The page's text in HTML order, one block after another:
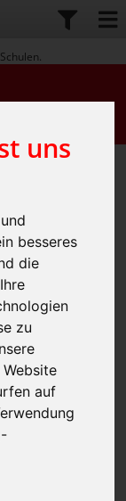
uns
besseres
die
zu
auf
ZIP